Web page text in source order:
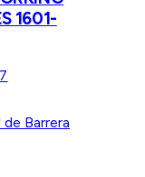
1601-